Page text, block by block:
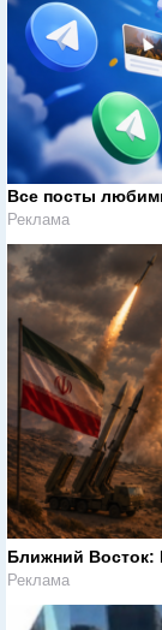
Все посты
Реклама
Ближний Восток:
Реклама